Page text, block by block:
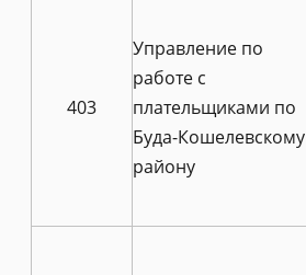
403
Управление по
работе с
плательщиками по
Буда-Кошелевскому
району